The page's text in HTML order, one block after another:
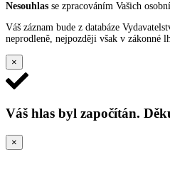
Nesouhlas se zpracováním Vašich
Váš záznam bude z databáze
neprodleně, nejpozději však v zákonné
×
Váš hlas byl započítán.
×